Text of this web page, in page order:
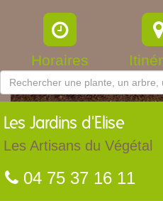
Horaires
Les Jardins d'Elise
Les Artisans du Végétal
04 75 37 16 11